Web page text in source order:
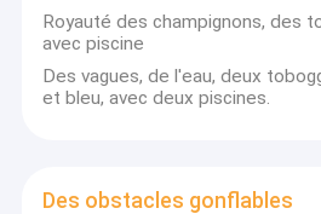
Royauté des champignons, des
avec piscine
Des vagues, de l'eau, deux
et bleu, avec deux piscines.
Des obstacles gonflables